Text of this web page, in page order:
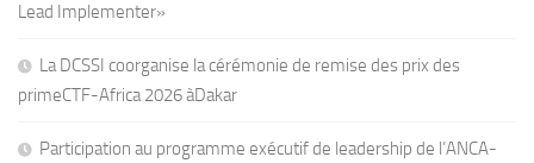
Lead Implementer»
La DCSSI coorganise la cérémonie de remise des prix des
primeCTF-Africa 2026 àDakar
Participation au programme exécutif de leadership de l’ANCA-